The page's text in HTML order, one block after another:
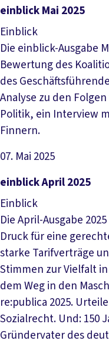
Datei herunterladen
einblick Mai 2025
Einblick
Die einblick-Ausgabe
Bewertung des
des
Analyse zu den
Politik, ein Interview
Finnern.
07. Mai 2025
Datei herunterladen
einblick April 2025
Einblick
Die April-Ausgabe
Druck für eine
starke Tarifverträge
Stimmen zur Vielfalt
dem Weg in den
re:publica 2025.
Sozialrecht. Und: 150
Gründervater des